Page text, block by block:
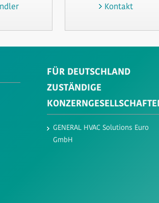
Kontakt
FÜR DEUTSCHLAND
ZUSTÄNDIGE
GENERAL HVAC Solutions Euro
GmbH​